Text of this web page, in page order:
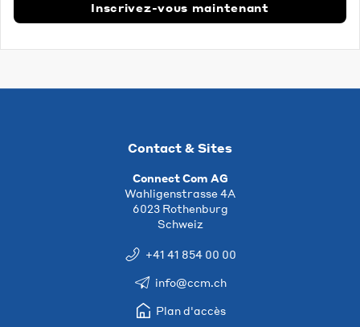
Inscrivez-vous maintenant
Contact & Sites
Connect Com AG
Wahligenstrasse 4A
6023 Rothenburg
Schweiz
+41 41 854 00 00
info@ccm.ch
Plan d'accès